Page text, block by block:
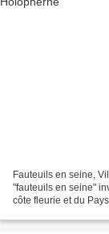
Fauteuils en seine,
"fauteuils en seine"
côte fleurie et du